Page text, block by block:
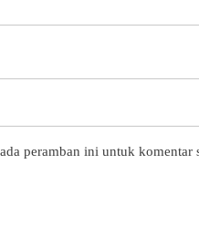
peramban ini untuk komentar